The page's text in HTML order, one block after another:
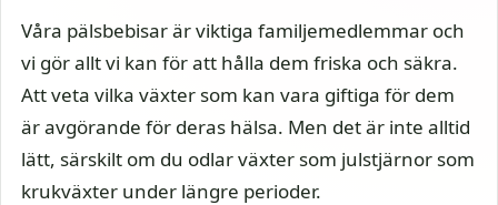
Våra pälsbebisar är viktiga familjemedlemmar och
vi gör allt vi kan för att hålla dem friska och säkra.
Att veta vilka växter som kan vara giftiga för dem
är avgörande för deras hälsa. Men det är inte alltid
lätt, särskilt om du odlar växter som julstjärnor som
krukväxter under längre perioder.